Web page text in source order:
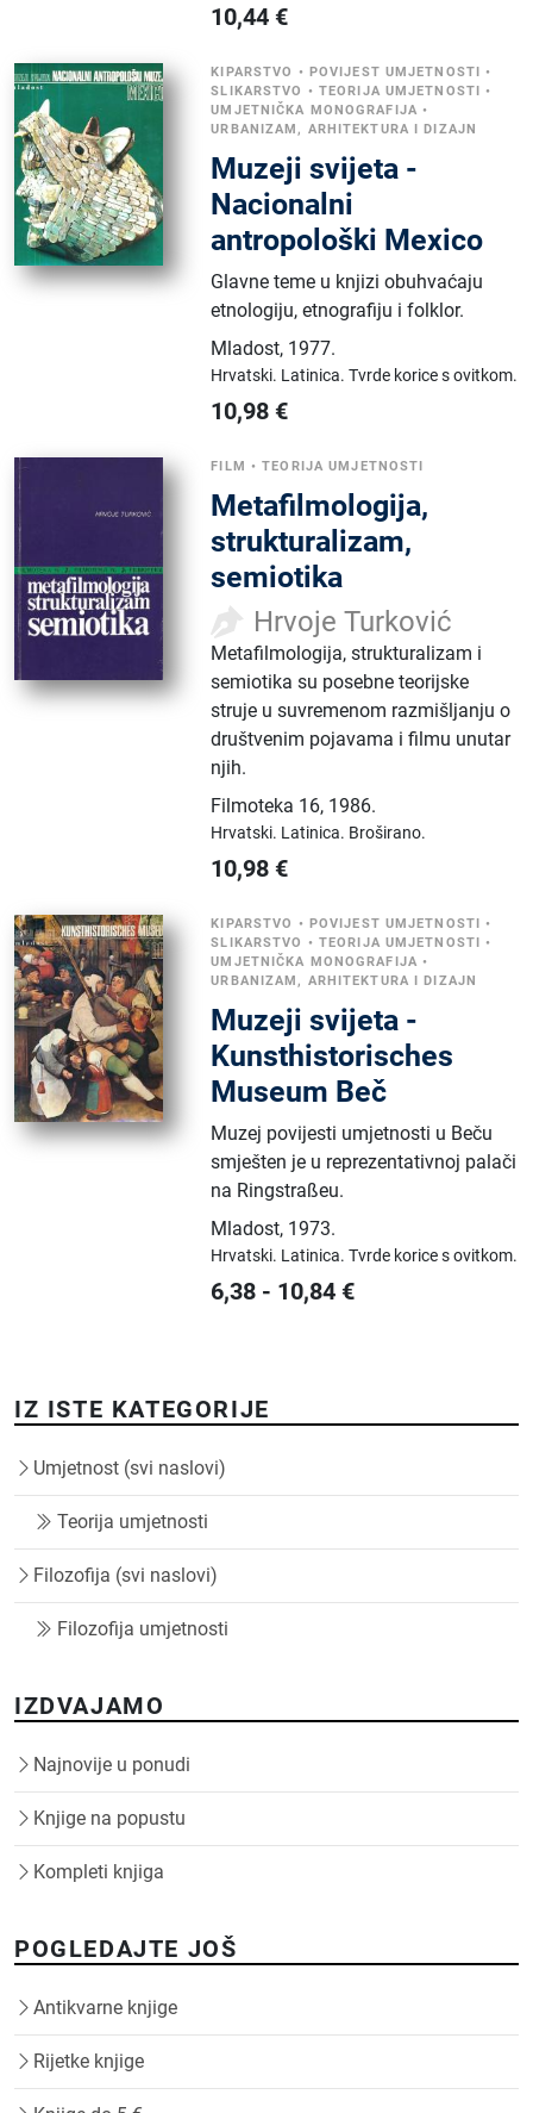
10,44 €
KIPARSTVO • POVIJEST UMJETNOSTI •
SLIKARSTVO • TEORIJA UMJETNOSTI •
UMJETNIČKA MONOGRAFIJA •
URBANIZAM, ARHITEKTURA I DIZAJN
Muzeji svijeta -
Nacionalni
antropološki Mexico
Glavne teme u knjizi obuhvaćaju
etnologiju, etnografiju i folklor.
Mladost, 1977.
Hrvatski. Latinica.Tvrde korice s ovitkom.
10,98 €
FILM •TEORIJA UMJETNOSTI
Metafilmologija,
strukturalizam,
semiotika
Hrvoje Turković
Metafilmologija, strukturalizam i
semiotika su posebne teorijske
struje u suvremenom razmišljanju o
društvenim pojavama i filmu unutar
njih.
Filmoteka 16, 1986.
Hrvatski. Latinica. Broširano.
10,98 €
KIPARSTVO • POVIJEST UMJETNOSTI •
SLIKARSTVO • TEORIJA UMJETNOSTI •
UMJETNIČKA MONOGRAFIJA •
URBANIZAM, ARHITEKTURA I DIZAJN
Muzeji svijeta -
Kunsthistorisches
Museum Beč
Muzej povijesti umjetnosti u Beču
smješten je u reprezentativnoj palači
na Ringstraßeu.
Mladost, 1973.
Hrvatski. Latinica.Tvrde korice s ovitkom.
6,38 - 10,84 €
IZ ISTE KATEGORIJE
Umjetnost (svi naslovi)
Teorija umjetnosti
Filozofija (svi naslovi)
Filozofija umjetnosti
IZDVAJAMO
Najnovije u ponudi
Knjige na popustu
Kompleti knjiga
POGLEDAJTE JOŠ
Antikvarne knjige
Rijetke knjige